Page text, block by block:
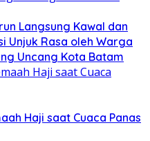
Langsung Kawal dan
Unjuk Rasa oleh Warga
Uncang Kota Batam
Haji saat Cuaca Panas